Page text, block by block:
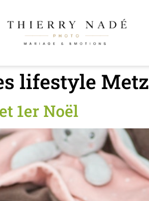
lifestyle Metz
1er Noël